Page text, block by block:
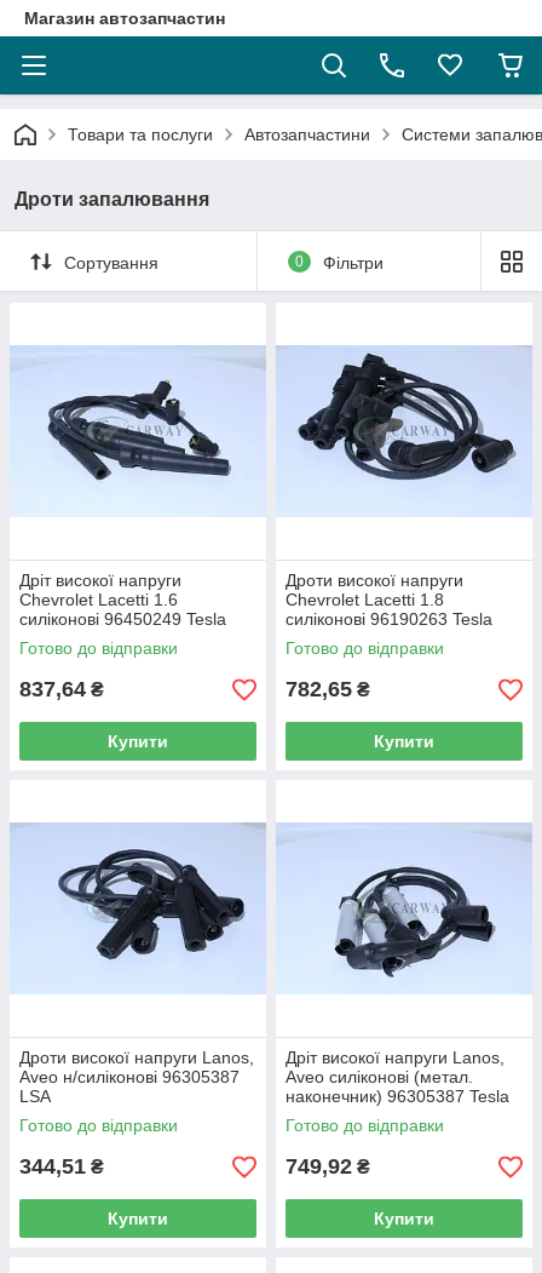
Магазин автозапчастин
Товари та послуги Автозапчастини Системи
Дроти запалювання
Сортування 0 Фільтри
Дріт високої напруги
Chevrolet Lacetti 1.6
силіконові 96450249 Tesla
Готово до відправки
837,64 ₴
Купити
Дроти високої напруги
Chevrolet Lacetti 1.8
силіконові 96190263 Tesla
Готово до відправки
782,65 ₴
Купити
Дроти високої напруги Lanos,
Aveo н/силіконові 96305387
LSA
Готово до відправки
344,51 ₴
Купити
Дріт високої напруги Lanos,
Aveo силіконові (метал.
наконечник) 96305387 Tesla
Готово до відправки
749,92 ₴
Купити